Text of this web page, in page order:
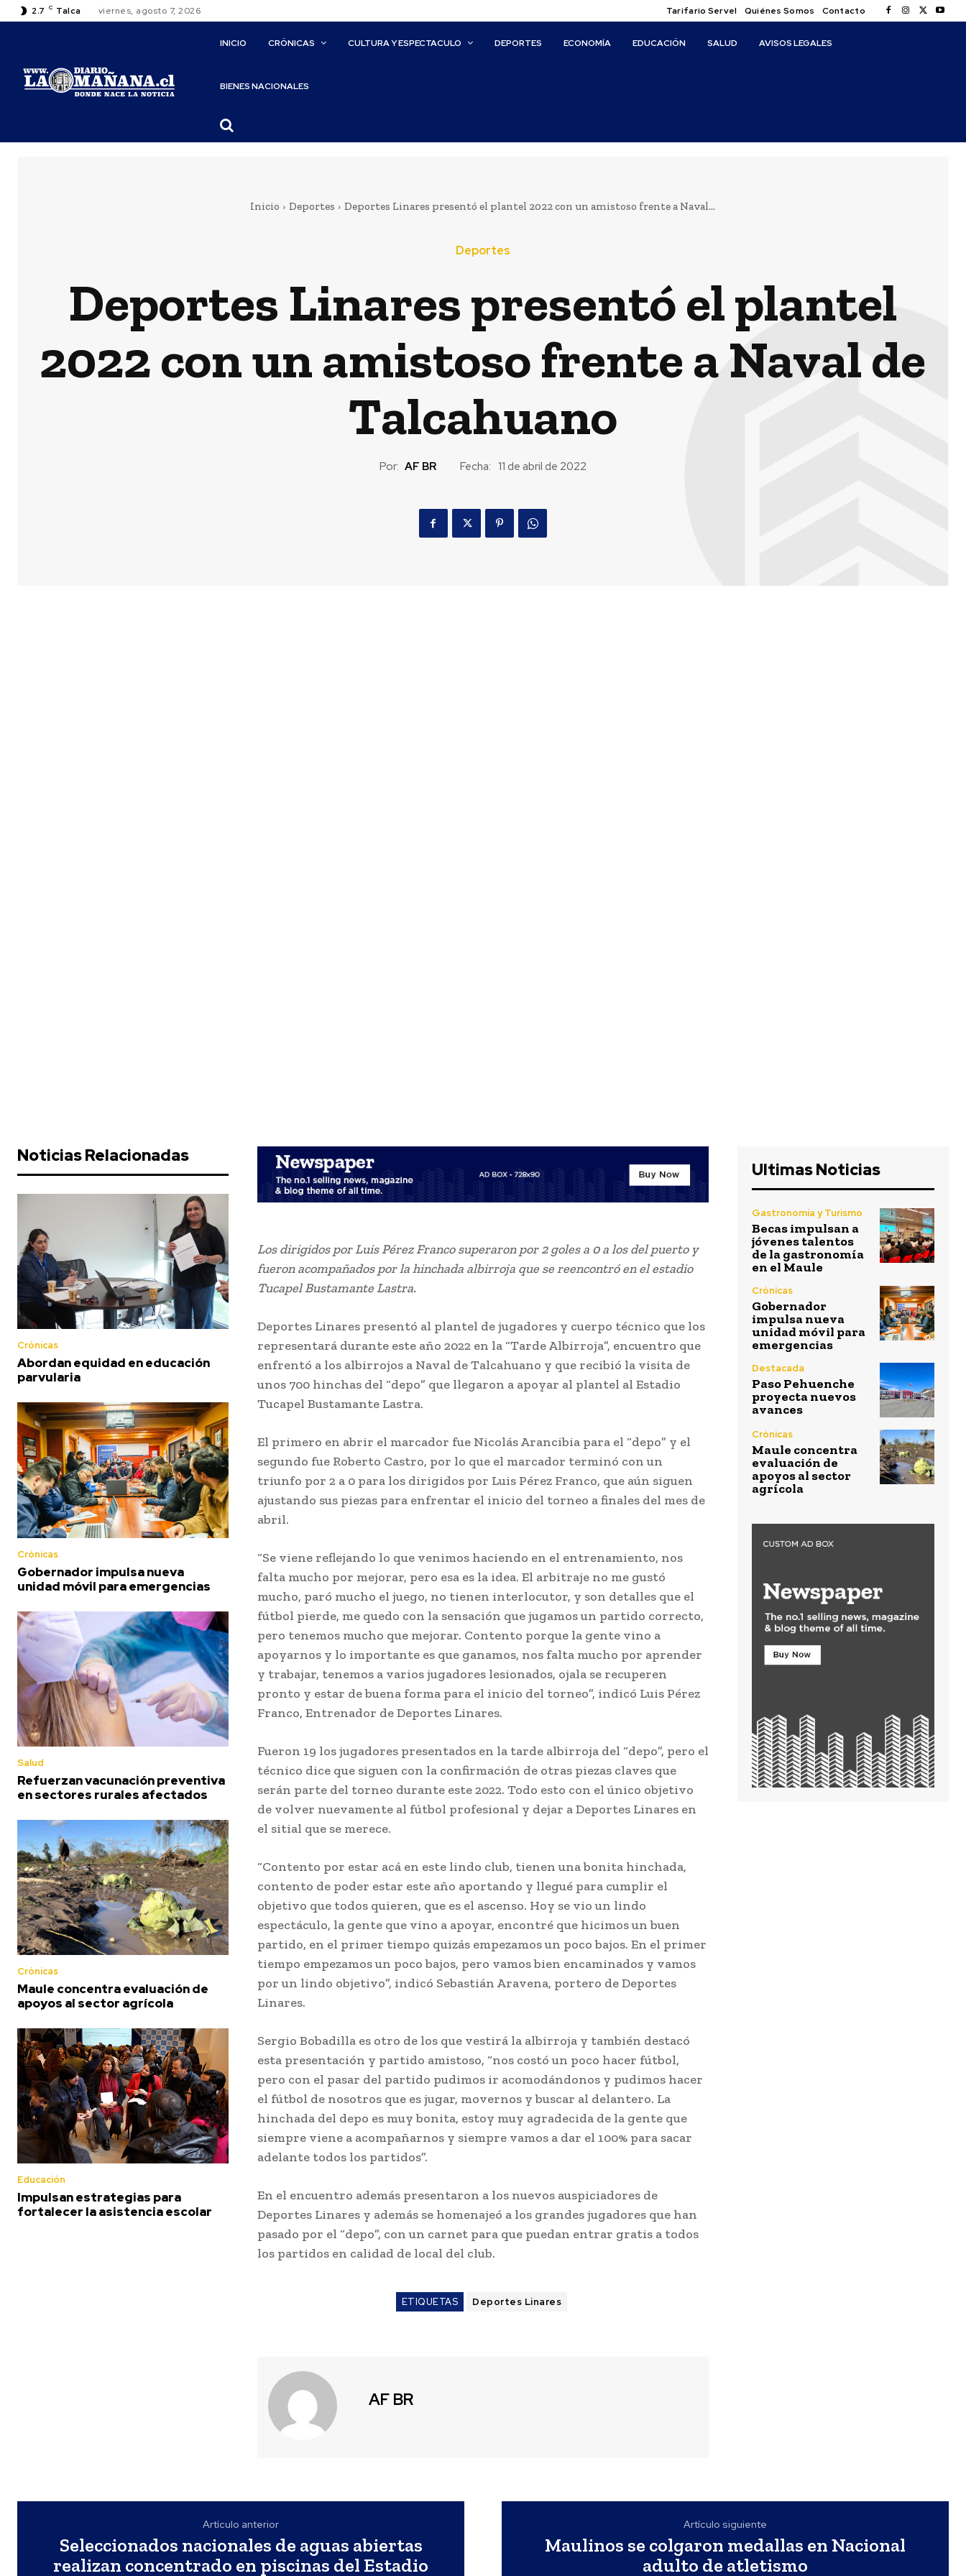
2.7 C Talca viernes, agosto 7, 2026 Tarifario Servel Quiénes Somos Contacto
INICIO CRÓNICAS CULTURA Y ESPECTACULO DEPORTES ECONOMÍA EDUCACIÓN SALUD AVISOS LEGALES
BIENES NACIONALES
Inicio Deportes Deportes Linares presentó el plantel 2022 con un amistoso frente a Naval...
Deportes
Deportes Linares presentó el plantel
2022 con un amistoso frente a Naval de
Talcahuano
Por: AF BR Fecha: 11 de abril de 2022
Noticias Relacionadas
Crónicas
Abordan equidad en educación
parvularia
Crónicas
Gobernador impulsa nueva
unidad móvil para emergencias
Salud
Refuerzan vacunación preventiva
en sectores rurales afectados
Crónicas
Maule concentra evaluación de
apoyos al sector agrícola
Educación
Impulsan estrategias para
fortalecer la asistencia escolar
Los dirigidos por Luis Pérez Franco superaron por 2 goles a 0 a los del puerto y
fueron acompañados por la hinchada albirroja que se reencontró en el estadio
Tucapel Bustamante Lastra.
Deportes Linares presentó al plantel de jugadores y cuerpo técnico que los
representará durante este año 2022 en la “Tarde Albirroja”, encuentro que
enfrentó a los albirrojos a Naval de Talcahuano y que recibió la visita de
unos 700 hinchas del “depo” que llegaron a apoyar al plantel al Estadio
Tucapel Bustamante Lastra.
El primero en abrir el marcador fue Nicolás Arancibia para el “depo” y el
segundo fue Roberto Castro, por lo que el marcador terminó con un
triunfo por 2 a 0 para los dirigidos por Luis Pérez Franco, que aún siguen
ajustando sus piezas para enfrentar el inicio del torneo a finales del mes de
abril.
“Se viene reflejando lo que venimos haciendo en el entrenamiento, nos
falta mucho por mejorar, pero esa es la idea. El arbitraje no me gustó
mucho, paró mucho el juego, no tienen interlocutor, y son detalles que el
fútbol pierde, me quedo con la sensación que jugamos un partido correcto,
pero tenemos mucho que mejorar. Contento porque la gente vino a
apoyarnos y lo importante es que ganamos, nos falta mucho por aprender
y trabajar, tenemos a varios jugadores lesionados, ojala se recuperen
pronto y estar de buena forma para el inicio del torneo”, indicó Luis Pérez
Franco, Entrenador de Deportes Linares.
Fueron 19 los jugadores presentados en la tarde albirroja del “depo”, pero el
técnico dice que siguen con la confirmación de otras piezas claves que
serán parte del torneo durante este 2022. Todo esto con el único objetivo
de volver nuevamente al fútbol profesional y dejar a Deportes Linares en
el sitial que se merece.
“Contento por estar acá en este lindo club, tienen una bonita hinchada,
contento de poder estar este año aportando y llegué para cumplir el
objetivo que todos quieren, que es el ascenso. Hoy se vio un lindo
espectáculo, la gente que vino a apoyar, encontré que hicimos un buen
partido, en el primer tiempo quizás empezamos un poco bajos. En el primer
tiempo empezamos un poco bajos, pero vamos bien encaminados y vamos
por un lindo objetivo”, indicó Sebastián Aravena, portero de Deportes
Linares.
Sergio Bobadilla es otro de los que vestirá la albirroja y también destacó
esta presentación y partido amistoso, “nos costó un poco hacer fútbol,
pero con el pasar del partido pudimos ir acomodándonos y pudimos hacer
el fútbol de nosotros que es jugar, movernos y buscar al delantero. La
hinchada del depo es muy bonita, estoy muy agradecida de la gente que
siempre viene a acompañarnos y siempre vamos a dar el 100% para sacar
adelante todos los partidos”.
En el encuentro además presentaron a los nuevos auspiciadores de
Deportes Linares y además se homenajeó a los grandes jugadores que han
pasado por el “depo”, con un carnet para que puedan entrar gratis a todos
los partidos en calidad de local del club.
ETIQUETAS Deportes Linares
AF BR
Ultimas Noticias
Gastronomía y Turismo
Becas impulsan a
jóvenes talentos
de la gastronomía
en el Maule
Crónicas
Gobernador
impulsa nueva
unidad móvil para
emergencias
Destacada
Paso Pehuenche
proyecta nuevos
avances
Crónicas
Maule concentra
evaluación de
apoyos al sector
agrícola
Artículo anterior
Seleccionados nacionales de aguas abiertas
realizan concentrado en piscinas del Estadio
Artículo siguiente
Maulinos se colgaron medallas en Nacional
adulto de atletismo